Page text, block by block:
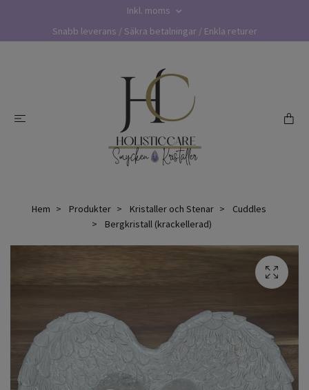
Inkl. moms
Snabb leverans / Säkra betalningar / Enkla returer
Hem Produkter Kristaller och Stenar
Cuddles
Bergkristall (krackellerad)